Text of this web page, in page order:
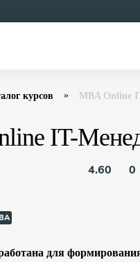
курсов MBA Online
IT-
4.60 0
для